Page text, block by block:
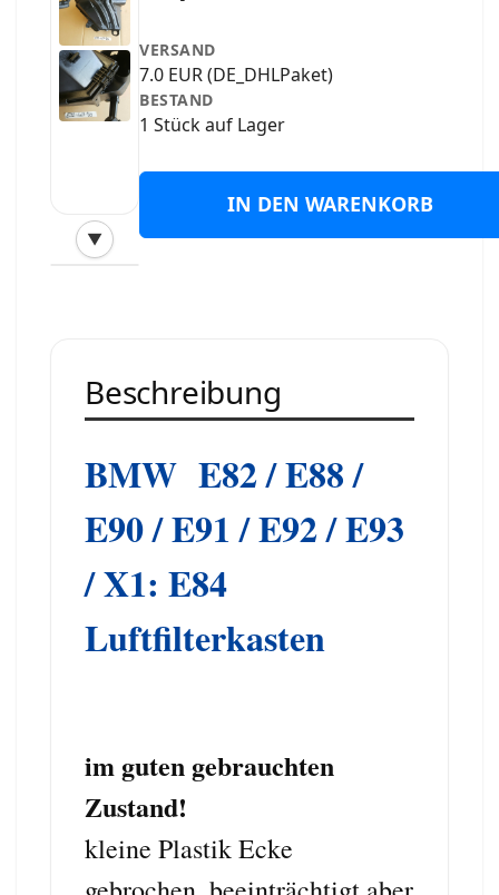
▼
‹›
VERSAND
7.0 EUR (DE_DHLPaket)
BESTAND
1 Stück auf Lager
IN DEN WARENKORB
Beschreibung
BMW E82 / E88 /
E90 / E91 / E92 / E93
/ X1: E84
Luftfilterkasten
im guten gebrauchten
Zustand!
kleine Plastik Ecke